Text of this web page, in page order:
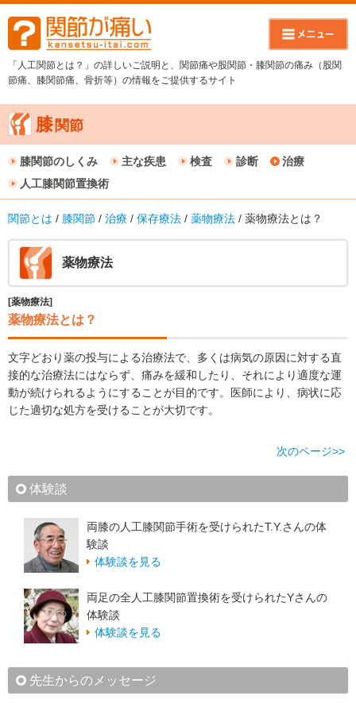
「人工関節とは？」の詳しいご説明と、関節痛や股関節・膝関節の痛み（股関
節痛、膝関節痛、骨折等）の情報をご提供するサイト
膝 関節
膝関節のしくみ 主な疾患 検査 診断
治療
人工膝関節置換術
関節とは / 膝関節 / 治療 / 保存療法 / 薬物療法 / 薬物療法とは？
薬物療法
[薬物療法]
薬物療法とは？
文字どおり薬の投与による治療法で、多くは病気の原因に対する直
接的な治療法にはならず、痛みを緩和したり、それにより適度な運
動が続けられるようにすることが目的です。医師により、病状に応
じた適切な処方を受けることが大切です。
次のページ>>
体験談
両膝の人工膝関節手術を受けられたT.Y.さんの体
験談
体験談を見る
両足の全人工膝関節置換術を受けられたYさんの
体験談
体験談を見る
先生からのメッセージ